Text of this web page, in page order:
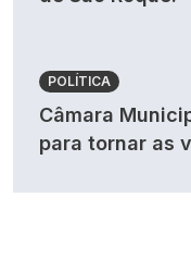
POLÍTICA
Câmara
para tornar as